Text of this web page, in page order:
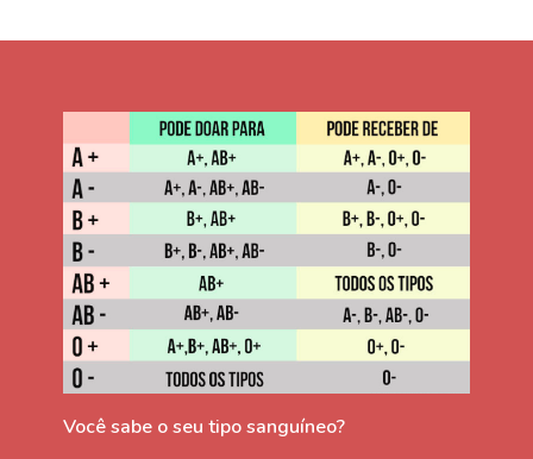
Você sabe o seu tipo sanguíneo?